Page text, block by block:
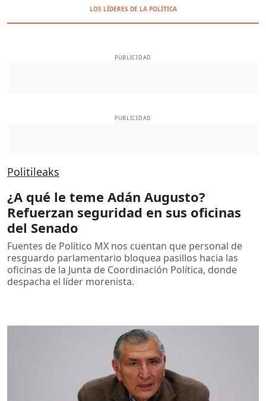
LOS LÍDERES DE LA POLÍTICA
PUBLICIDAD
PUBLICIDAD
Politileaks
¿A qué le teme Adán Augusto?
Refuerzan seguridad en sus oficinas
del Senado
Fuentes de Político MX nos cuentan que personal de
resguardo parlamentario bloquea pasillos hacia las
oficinas de la Junta de Coordinación Política, donde
despacha el líder morenista.